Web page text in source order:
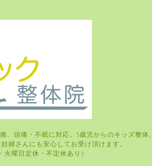
頭痛・不眠に対応。5歳児からのキッズ整体、
た妊婦さんにも安心してお受け頂けます。
曜日定休・不定休あり）